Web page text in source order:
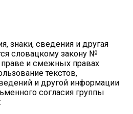
знаки, сведения и другая
словацкому закону №
и смежных правах
текстов,
и другой информации
согласия группы